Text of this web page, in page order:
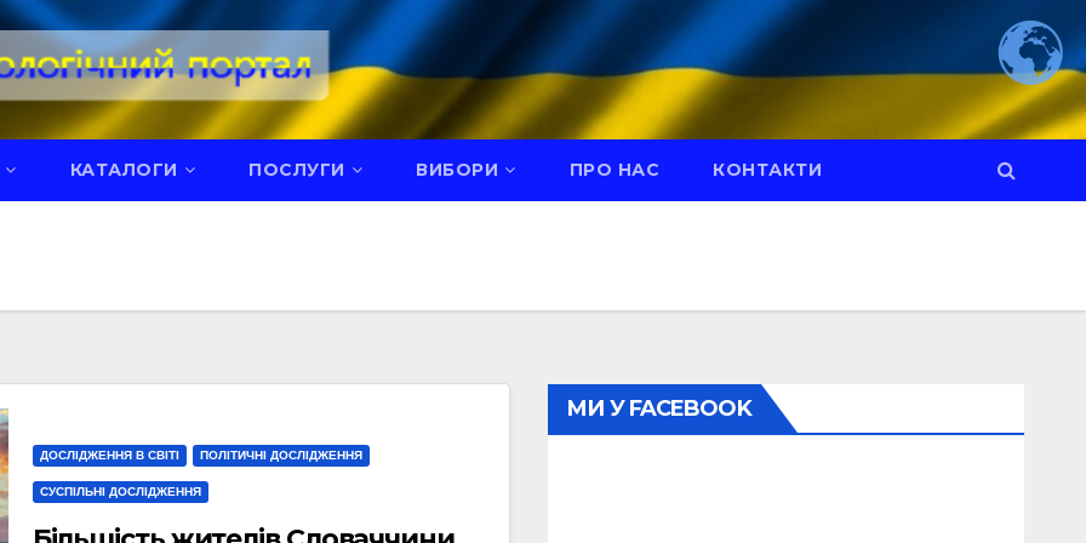
КАТАЛОГИ ПОСЛУГИ ВИБОРИ ПРО НАС КОНТАКТИ
ДОСЛІДЖЕННЯ В СВІТІ ПОЛІТИЧНІ ДОСЛІДЖЕННЯ
СУСПІЛЬНІ ДОСЛІДЖЕННЯ
МИ У FACEBOOK